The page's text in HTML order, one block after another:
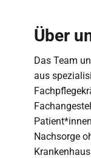
Über
Das Team
aus
Nachsorge